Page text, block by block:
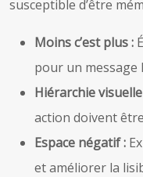
susceptible d’être
Moins c’est plus :
pour un message
Hiérarchie
action doivent
Espace négatif :
et améliorer la